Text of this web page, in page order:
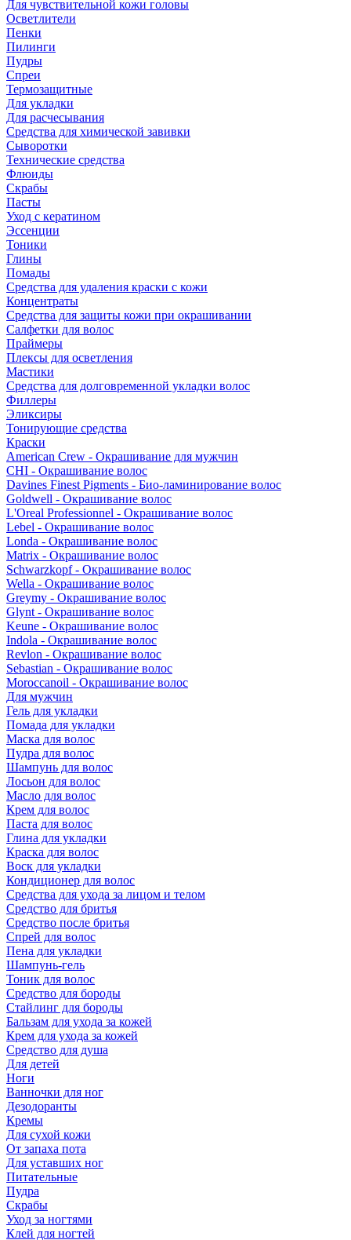
Для чувствительной кожи головы
Осветлители
Пенки
Пилинги
Пудры
Спреи
Термозащитные
Для укладки
Для расчесывания
Средства для химической завивки
Сыворотки
Технические средства
Флюиды
Скрабы
Пасты
Уход с кератином
Эссенции
Тоники
Глины
Помады
Средства для удаления краски с кожи
Концентраты
Средства для защиты кожи при окрашивании
Салфетки для волос
Праймеры
Плексы для осветления
Мастики
Средства для долговременной укладки волос
Филлеры
Эликсиры
Тонирующие средства
Краски
American Crew - Окрашивание для мужчин
CHI - Окрашивание волос
Davines Finest Pigments - Био-ламинирование волос
Goldwell - Окрашивание волос
L'Oreal Professionnel - Окрашивание волос
Lebel - Окрашивание волос
Londa - Окрашивание волос
Matrix - Окрашивание волос
Schwarzkopf - Окрашивание волос
Wella - Окрашивание волос
Greymy - Окрашивание волос
Glynt - Окрашивание волос
Keune - Окрашивание волос
Indola - Окрашивание волос
Revlon - Окрашивание волос
Sebastian - Окрашивание волос
Moroccanoil - Окрашивание волос
Для мужчин
Гель для укладки
Помада для укладки
Маска для волос
Пудра для волос
Шампунь для волос
Лосьон для волос
Масло для волос
Крем для волос
Паста для волос
Глина для укладки
Краска для волос
Воск для укладки
Кондиционер для волос
Средства для ухода за лицом и телом
Средство для бритья
Средство после бритья
Спрей для волос
Пена для укладки
Шампунь-гель
Тоник для волос
Средство для бороды
Стайлинг для бороды
Бальзам для ухода за кожей
Крем для ухода за кожей
Средство для душа
Для детей
Ноги
Ванночки для ног
Дезодоранты
Кремы
Для сухой кожи
От запаха пота
Для уставших ног
Питательные
Пудра
Скрабы
Уход за ногтями
Клей для ногтей